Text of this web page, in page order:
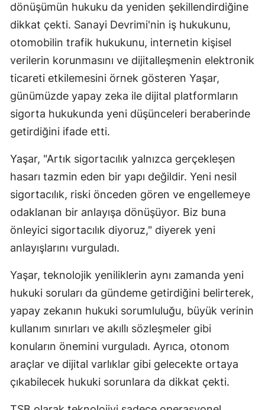
dönüşümün hukuku da yeniden şekillendirdiğine
dikkat çekti. Sanayi Devrimi'nin iş hukukunu,
otomobilin trafik hukukunu, internetin kişisel
verilerin korunmasını ve dijitalleşmenin elektronik
ticareti etkilemesini örnek gösteren Yaşar,
günümüzde yapay zeka ile dijital platformların
sigorta hukukunda yeni düşünceleri beraberinde
getirdiğini ifade etti.
Yaşar, "Artık sigortacılık yalnızca gerçekleşen
hasarı tazmin eden bir yapı değildir. Yeni nesil
sigortacılık, riski önceden gören ve engellemeye
odaklanan bir anlayışa dönüşüyor. Biz buna
önleyici sigortacılık diyoruz," diyerek yeni
anlayışlarını vurguladı.
Yaşar, teknolojik yeniliklerin aynı zamanda yeni
hukuki soruları da gündeme getirdiğini belirterek,
yapay zekanın hukuki sorumluluğu, büyük verinin
kullanım sınırları ve akıllı sözleşmeler gibi
konuların önemini vurguladı. Ayrıca, otonom
araçlar ve dijital varlıklar gibi gelecekte ortaya
çıkabilecek hukuki sorunlara da dikkat çekti.